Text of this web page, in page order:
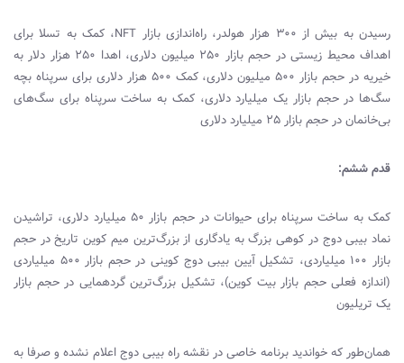
رسیدن به بیش از ۳۰۰ هزار هولدر، راه‌اندازی بازار NFT، کمک به تسلا برای
اهداف محیط زیستی در حجم بازار ۲۵۰ میلیون دلاری، اهدا ۲۵۰ هزار دلار به
خیریه در حجم بازار ۵۰۰ میلیون دلاری، کمک ۵۰۰ هزار دلاری برای سرپناه بچه
سگ‌ها در حجم بازار یک میلیارد دلاری، کمک به ساخت سرپناه برای سگ‌های
بی‌خانمان در حجم بازار ۲۵ میلیارد دلاری
قدم ششم:
کمک به ساخت سرپناه برای حیوانات در حجم بازار ۵۰ میلیارد دلاری، تراشیدن
نماد بیبی دوج در کوهی بزرگ به یادگاری از بزرگ‌ترین میم کوین تاریخ در حجم
بازار ۱۰۰ میلیاردی، تشکیل آیین بیبی دوج کوینی در حجم بازار ۵۰۰ میلیاردی
(اندازه فعلی حجم بازار بیت کوین)، تشکیل بزرگ‌ترین گردهمایی در حجم بازار
یک تریلیون
همان‌طور که خواندید برنامه خاصی در نقشه راه بیبی دوج اعلام نشده و صرفا به